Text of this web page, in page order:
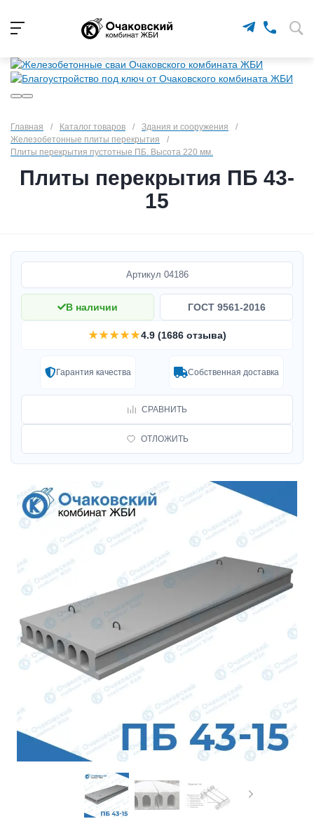
Главная / Каталог товаров / Здания и сооружения
/
Железобетонные плиты перекрытия
/
Плиты перекрытия пустотные ПБ. Высота 220 мм.
Плиты перекрытия ПБ 43-
15
Артикул 04186
В наличии ГОСТ 9561-2016
★★★★★4.9 (1686 отзыва)
Гарантия качества Собственная доставка
СРАВНИТЬ
ОТЛОЖИТЬ